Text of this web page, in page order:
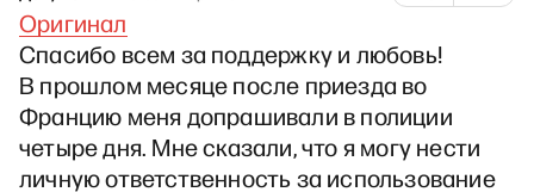
Оригинал
Спасибо всем за поддержку и любовь!
В прошлом месяце после приезда во
Францию меня допрашивали в полиции
четыре дня. Мне сказали, что я могу нести
личную ответственность за использование